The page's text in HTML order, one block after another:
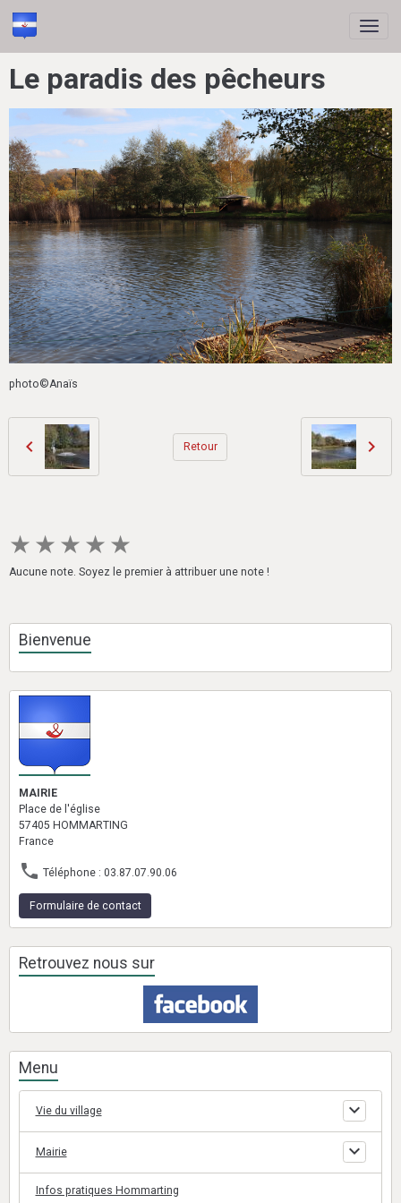
Le paradis des pêcheurs
photo©Anaïs
Retour
★ ★ ★ ★ ★
Aucune note. Soyez le premier à attribuer une note !
Bienvenue
MAIRIE
Place de l'église
57405 HOMMARTING
France
Téléphone : 03.87.07.90.06
Formulaire de contact
Retrouvez nous sur
Menu
Vie du village
Mairie
Infos pratiques Hommarting